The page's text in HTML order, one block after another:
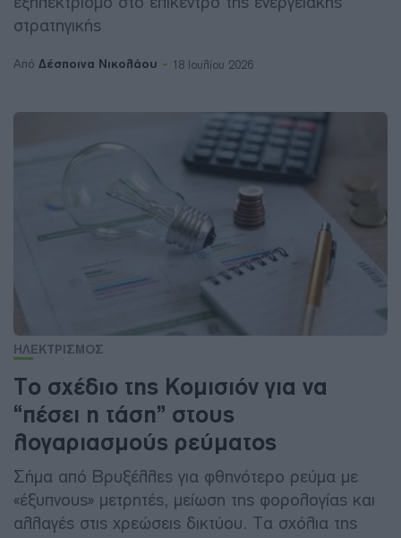
στρατηγικής
Από Δέσποινα Νικολάου 18 Ιουλίου 2026
ΗΛΕΚΤΡΙΣΜΟΣ
Το σχέδιο της Κομισιόν για να
“πέσει η τάση” στους
λογαριασμούς ρεύματος
Σήμα από Βρυξέλλες για φθηνότερο ρεύμα με
«έξυπνους» μετρητές, μείωση της φορολογίας και
αλλαγές στις χρεώσεις δικτύου. Τα σχόλια της